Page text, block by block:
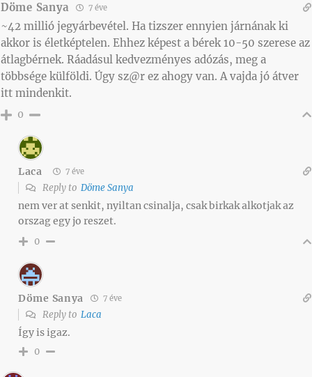
Döme Sanya 7 éve
~42 millió jegyárbevétel. Ha tizszer ennyien járnának ki
akkor is életképtelen. Ehhez képest a bérek 10-50 szerese az
átlagbérnek. Ráadásul kedvezményes adózás, meg a
többsége külföldi. Úgy sz@r ez ahogy van. A vajda jó átver
itt mindenkit.
0
Laca 7 éve
Reply to Döme Sanya
nem ver at senkit, nyiltan csinalja, csak birkak alkotjak az
orszag egy jo reszet.
0
Döme Sanya 7 éve
Reply to Laca
Így is igaz.
0